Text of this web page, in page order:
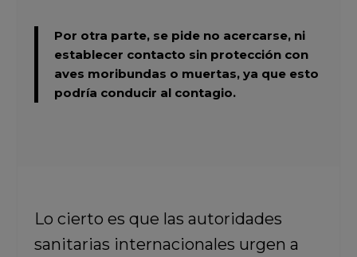
Por otra parte, se pide no acercarse, ni
establecer contacto sin protección con
aves moribundas o muertas, ya que esto
podría conducir al contagio.
Lo cierto es que las autoridades
sanitarias internacionales urgen a